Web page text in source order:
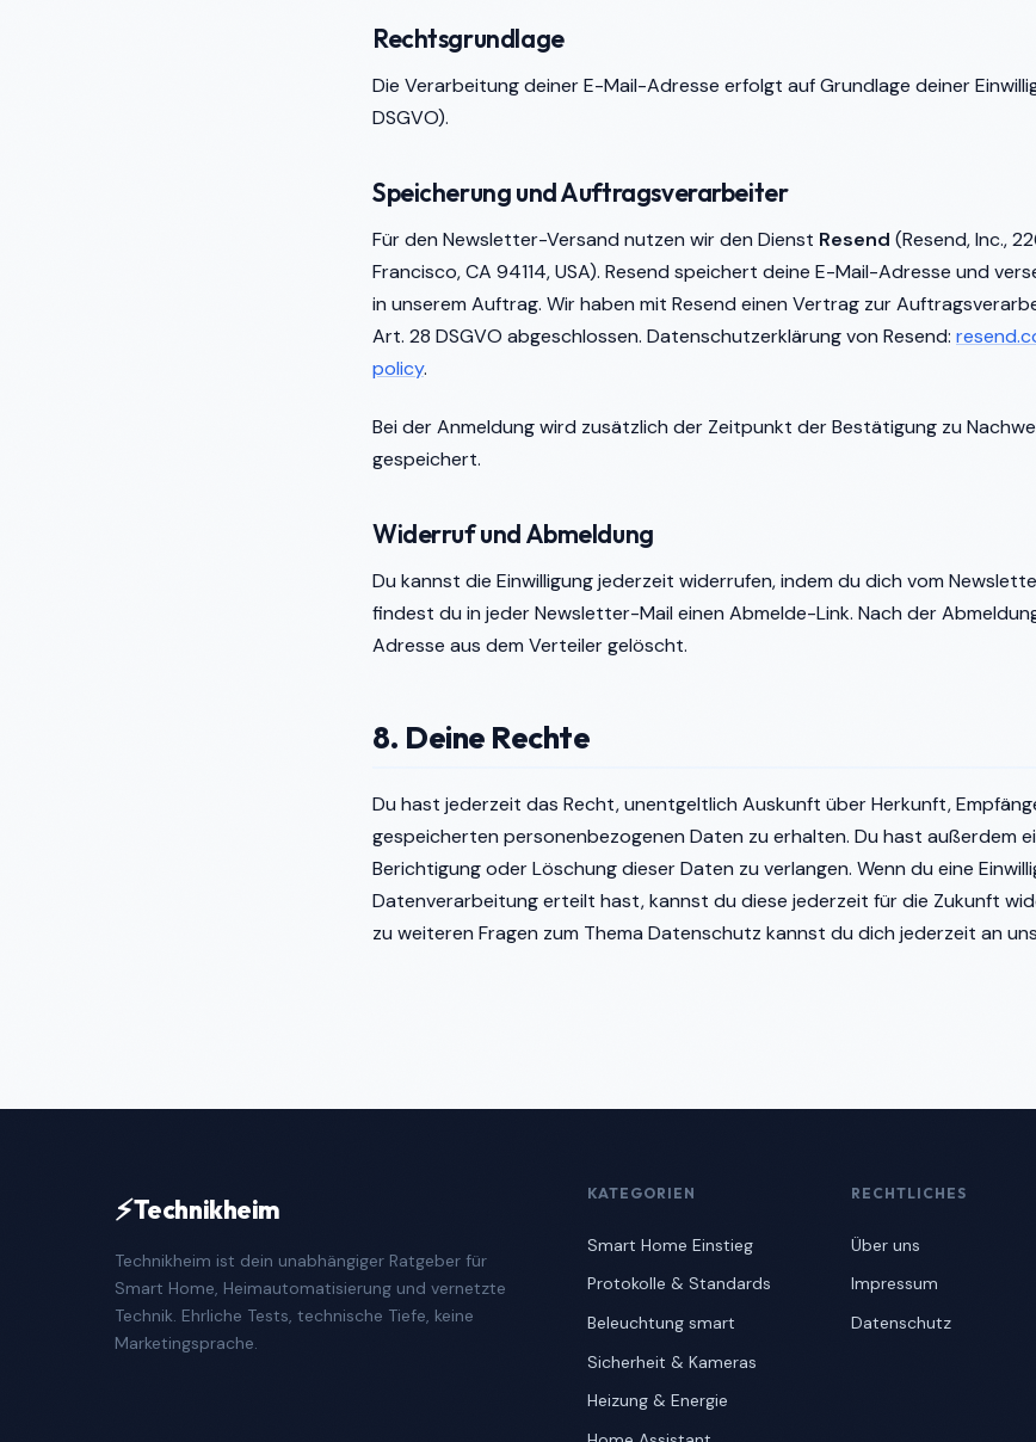
Rechtsgrundlage
Die Verarbeitung deiner E-Mail-Adresse erfolgt auf Grundlage deiner
DSGVO).
Speicherung und Auftragsverarbeiter
Für den Newsletter-Versand nutzen wir den Dienst Resend (Resend, Inc.,
Francisco, CA 94114, USA). Resend speichert deine E-Mail-Adresse und
in unserem Auftrag. Wir haben mit Resend einen Vertrag zur
Art. 28 DSGVO abgeschlossen. Datenschutzerklärung von Resend:
policy.
Bei der Anmeldung wird zusätzlich der Zeitpunkt der Bestätigung zu
gespeichert.
Widerruf und Abmeldung
Du kannst die Einwilligung jederzeit widerrufen, indem du dich vom
findest du in jeder Newsletter-Mail einen Abmelde-Link. Nach der
Adresse aus dem Verteiler gelöscht.
8. Deine Rechte
Du hast jederzeit das Recht, unentgeltlich Auskunft über Herkunft,
gespeicherten personenbezogenen Daten zu erhalten. Du hast außerdem
Berichtigung oder Löschung dieser Daten zu verlangen. Wenn du eine
Datenverarbeitung erteilt hast, kannst du diese jederzeit für die Zukunft
zu weiteren Fragen zum Thema Datenschutz kannst du dich jederzeit an
⚡Technikheim
Technikheim ist dein unabhängiger Ratgeber für
Smart Home, Heimautomatisierung und vernetzte
Technik. Ehrliche Tests, technische Tiefe, keine
Marketingsprache.
KATEGORIEN
Smart Home Einstieg
Protokolle & Standards
Beleuchtung smart
Sicherheit & Kameras
Heizung & Energie
RECHTLICHES
Über uns
Impressum
Datenschutz